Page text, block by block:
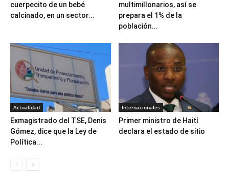
cuerpecito de un bebé
calcinado, en un sector...
multimillonarios, así se
prepara el 1% de la
población...
Actualidad
Exmagistrado del TSE, Denis
Gómez, dice que la Ley de
Política...
Internacionales
Primer ministro de Haití
declara el estado de sitio